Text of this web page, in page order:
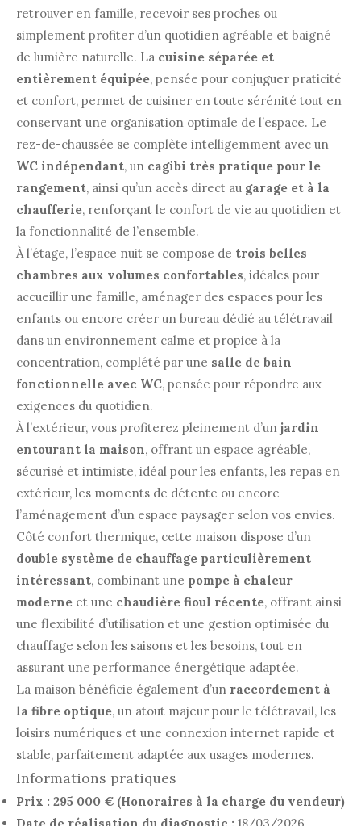
retrouver en famille, recevoir ses proches ou
simplement profiter d’un quotidien agréable et baigné
de lumière naturelle. La cuisine séparée et
entièrement équipée, pensée pour conjuguer praticité
et confort, permet de cuisiner en toute sérénité tout en
conservant une organisation optimale de l’espace. Le
rez-de-chaussée se complète intelligemment avec un
WC indépendant, un cagibi très pratique pour le
rangement, ainsi qu’un accès direct au garage et à la
chaufferie, renforçant le confort de vie au quotidien et
la fonctionnalité de l’ensemble.
À l’étage, l’espace nuit se compose de trois belles
chambres aux volumes confortables, idéales pour
accueillir une famille, aménager des espaces pour les
enfants ou encore créer un bureau dédié au télétravail
dans un environnement calme et propice à la
concentration, complété par une salle de bain
fonctionnelle avec WC, pensée pour répondre aux
exigences du quotidien.
À l’extérieur, vous profiterez pleinement d’un jardin
entourant la maison, offrant un espace agréable,
sécurisé et intimiste, idéal pour les enfants, les repas en
extérieur, les moments de détente ou encore
l’aménagement d’un espace paysager selon vos envies.
Côté confort thermique, cette maison dispose d’un
double système de chauffage particulièrement
intéressant, combinant une pompe à chaleur
moderne et une chaudière fioul récente, offrant ainsi
une flexibilité d’utilisation et une gestion optimisée du
chauffage selon les saisons et les besoins, tout en
assurant une performance énergétique adaptée.
La maison bénéficie également d’un raccordement à
la fibre optique, un atout majeur pour le télétravail, les
loisirs numériques et une connexion internet rapide et
stable, parfaitement adaptée aux usages modernes.
Informations pratiques
Prix : 295 000 € (Honoraires à la charge du vendeur)
Date de réalisation du diagnostic : 18/03/2026